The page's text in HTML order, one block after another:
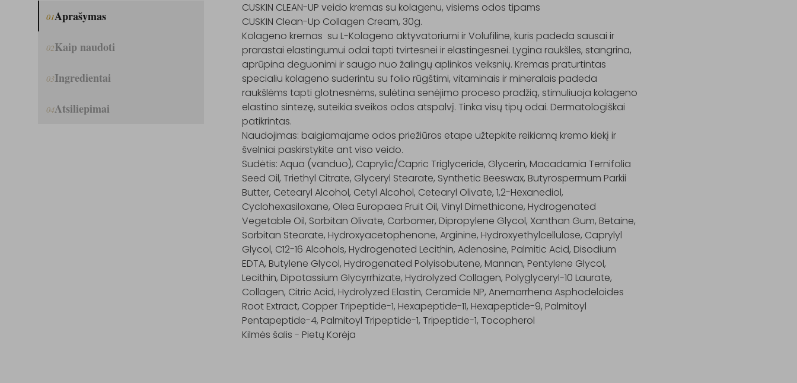
01Aprašymas
02Kaip naudoti
03Ingredientai
04Atsiliepimai
CUSKIN CLEAN-UP veido kremas su kolagenu, visiems odos tipams
CUSKIN Clean-Up Collagen Cream, 30g.
Kolageno kremas  su L-Kolageno aktyvatoriumi ir Volufiline, kuris padeda sausai ir
prarastai elastingumui odai tapti tvirtesnei ir elastingesnei. Lygina raukšles, stangrina,
aprūpina deguonimi ir saugo nuo žalingų aplinkos veiksnių. Kremas praturtintas
specialiu kolageno suderintu su folio rūgštimi, vitaminais ir mineralais padeda
raukšlėms tapti glotnesnėms, sulėtina senėjimo proceso pradžią, stimuliuoja kolageno
elastino sintezę, suteikia sveikos odos atspalvį. Tinka visų tipų odai. Dermatologiškai
patikrintas.
Naudojimas: baigiamajame odos priežiūros etape užtepkite reikiamą kremo kiekį ir
švelniai paskirstykite ant viso veido.
Sudėtis: Aqua (vanduo), Caprylic/Capric Triglyceride, Glycerin, Macadamia Ternifolia
Seed Oil, Triethyl Citrate, Glyceryl Stearate, Synthetic Beeswax, Butyrospermum Parkii
Butter, Cetearyl Alcohol, Cetyl Alcohol, Cetearyl Olivate, 1,2-Hexanediol,
Cyclohexasiloxane, Olea Europaea Fruit Oil, Vinyl Dimethicone, Hydrogenated
Vegetable Oil, Sorbitan Olivate, Carbomer, Dipropylene Glycol, Xanthan Gum, Betaine,
Sorbitan Stearate, Hydroxyacetophenone, Arginine, Hydroxyethylcellulose, Caprylyl
Glycol, C12-16 Alcohols, Hydrogenated Lecithin, Adenosine, Palmitic Acid, Disodium
EDTA, Butylene Glycol, Hydrogenated Polyisobutene, Mannan, Pentylene Glycol,
Lecithin, Dipotassium Glycyrrhizate, Hydrolyzed Collagen, Polyglyceryl-10 Laurate,
Collagen, Citric Acid, Hydrolyzed Elastin, Ceramide NP, Anemarrhena Asphodeloides
Root Extract, Copper Tripeptide-1, Hexapeptide-11, Hexapeptide-9, Palmitoyl
Pentapeptide-4, Palmitoyl Tripeptide-1, Tripeptide-1, Tocopherol
Kilmės šalis - Pietų Korėja